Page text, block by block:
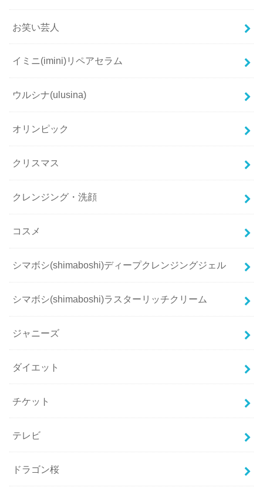
お笑い芸人
イミニ(imini)リペアセラム
ウルシナ(ulusina)
オリンピック
クリスマス
クレンジング・洗顔
コスメ
シマボシ(shimaboshi)ディープクレンジングジェル
シマボシ(shimaboshi)ラスターリッチクリーム
ジャニーズ
ダイエット
チケット
テレビ
ドラゴン桜